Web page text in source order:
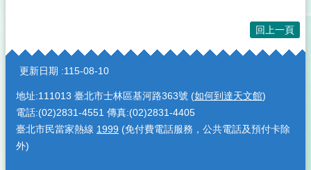
回上一頁
:::
更新日期 115-08-10
地址:111013 臺北市士林區基河路363號 (如何到達天文館)
電話:(02)2831-4551 傳真:(02)2831-4405
臺北市民當家熱線 1999 (免付費電話服務，公共電話及預付卡除
外)